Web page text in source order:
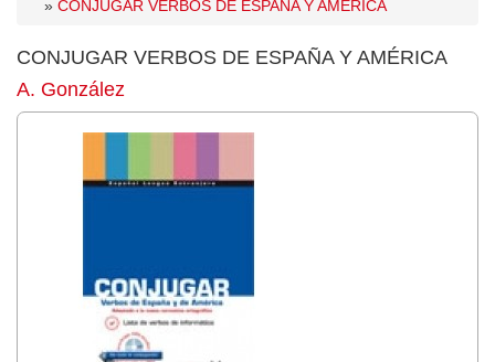
» CONJUGAR VERBOS DE ESPAÑA Y AMÉRICA
CONJUGAR VERBOS DE ESPAÑA Y AMÉRICA
A. González